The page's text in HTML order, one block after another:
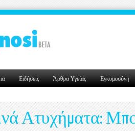
Ειδήσεις Άρθρα Υγείας Εγκυμοσύνη
Ατυχήματα: